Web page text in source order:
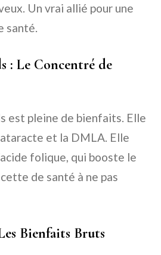
Un vrai allié pour une
santé.
: Le Concentré de
est pleine de bienfaits. Elle
et la DMLA. Elle
folique, qui booste le
de santé à ne pas
Bienfaits Bruts